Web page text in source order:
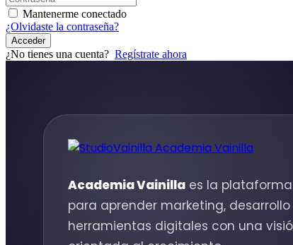
Mantenerme conectado
¿Olvidaste la contraseña?
Acceder
¿No tienes una cuenta? Regístrate ahora
Academia Vainilla es la
para aprender marketing,
herramientas digitales con una